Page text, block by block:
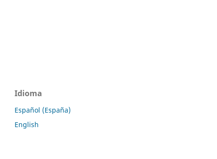
Idioma
Español (España)
English